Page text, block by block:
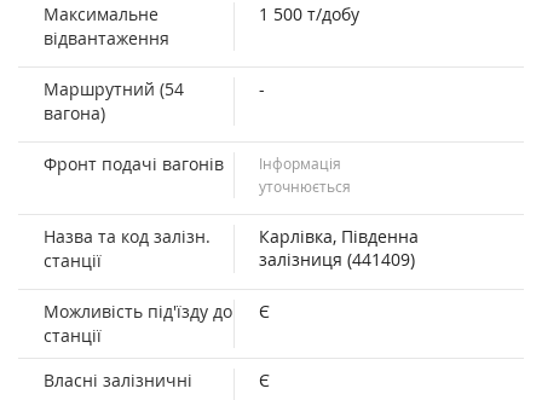
Максимальне
відвантаження
1 500 т/добу
Маршрутний (54
вагона)
-
Фронт подачі вагонів
Інформація
уточнюється
Назва та код залізн.
станції
Карлівка, Південна
залізниця (441409)
Можливість під'їзду до
станції
Є
Власні залізничні
Є